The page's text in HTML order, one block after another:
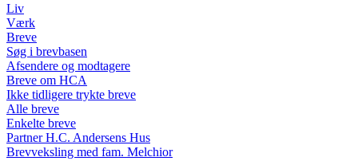
Liv
Værk
Breve
Søg i brevbasen
Afsendere og modtagere
Breve om HCA
Ikke tidligere trykte breve
Alle breve
Enkelte breve
Partner H.C. Andersens Hus
Brevveksling med fam. Melchior